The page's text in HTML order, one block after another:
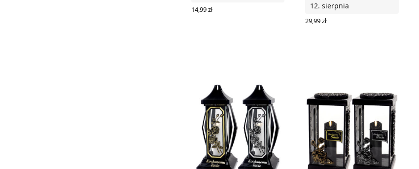
14,99zł
12. sierpnia
29,99zł